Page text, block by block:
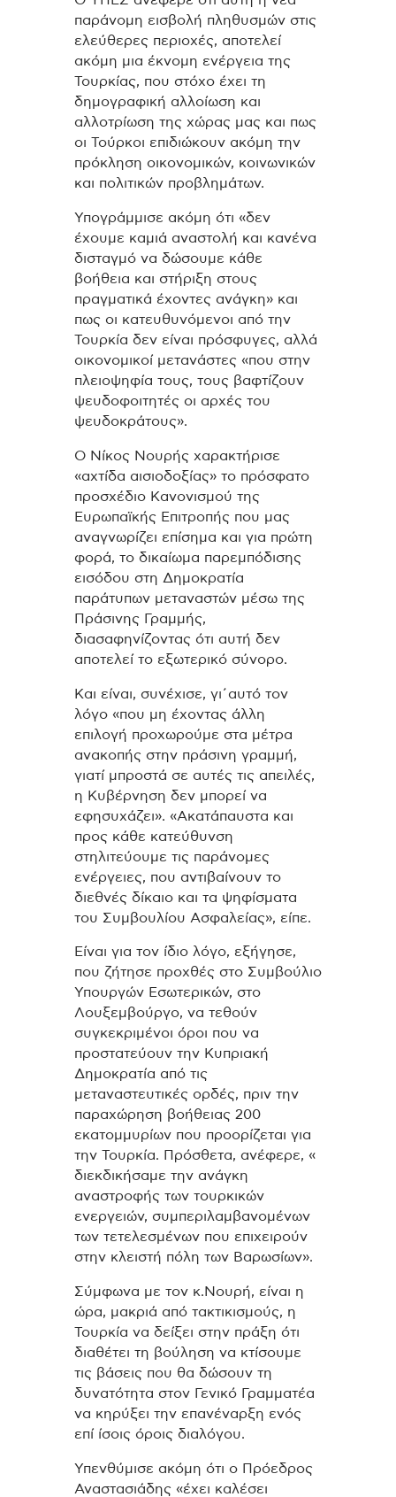
παράνομη εισβολή πληθυσμών στις
ελεύθερες περιοχές, αποτελεί
ακόμη μια έκνομη ενέργεια της
Τουρκίας, που στόχο έχει τη
δημογραφική αλλοίωση και
αλλοτρίωση της χώρας μας και πως
οι Τούρκοι επιδιώκουν ακόμη την
πρόκληση οικονομικών, κοινωνικών
και πολιτικών προβλημάτων.
Υπογράμμισε ακόμη ότι «δεν
έχουμε καμιά αναστολή και κανένα
δισταγμό να δώσουμε κάθε
βοήθεια και στήριξη στους
πραγματικά έχοντες ανάγκη» και
πως οι κατευθυνόμενοι από την
Τουρκία δεν είναι πρόσφυγες, αλλά
οικονομικοί μετανάστες «που στην
πλειοψηφία τους, τους βαφτίζουν
ψευδοφοιτητές οι αρχές του
ψευδοκράτους».
Ο Νίκος Νουρής χαρακτήρισε
«αχτίδα αισιοδοξίας» το πρόσφατο
προσχέδιο Κανονισμού της
Ευρωπαϊκής Επιτροπής που μας
αναγνωρίζει επίσημα και για πρώτη
φορά, το δικαίωμα παρεμπόδισης
εισόδου στη Δημοκρατία
παράτυπων μεταναστών μέσω της
Πράσινης Γραμμής,
διασαφηνίζοντας ότι αυτή δεν
αποτελεί το εξωτερικό σύνορο.
Και είναι, συνέχισε, γι΄αυτό τον
λόγο «που μη έχοντας άλλη
επιλογή προχωρούμε στα μέτρα
ανακοπής στην πράσινη γραμμή,
γιατί μπροστά σε αυτές τις απειλές,
η Κυβέρνηση δεν μπορεί να
εφησυχάζει». «Ακατάπαυστα και
προς κάθε κατεύθυνση
στηλιτεύουμε τις παράνομες
ενέργειες, που αντιβαίνουν το
διεθνές δίκαιο και τα ψηφίσματα
του Συμβουλίου Ασφαλείας», είπε.
Είναι για τον ίδιο λόγο, εξήγησε,
που ζήτησε προχθές στο Συμβούλιο
Υπουργών Εσωτερικών, στο
Λουξεμβούργο, να τεθούν
συγκεκριμένοι όροι που να
προστατεύουν την Κυπριακή
Δημοκρατία από τις
μεταναστευτικές ορδές, πριν την
παραχώρηση βοήθειας 200
εκατομμυρίων που προορίζεται για
την Τουρκία. Πρόσθετα, ανέφερε, «
διεκδικήσαμε την ανάγκη
αναστροφής των τουρκικών
ενεργειών, συμπεριλαμβανομένων
των τετελεσμένων που επιχειρούν
στην κλειστή πόλη των Βαρωσίων».
Σύμφωνα με τον κ.Νουρή, είναι η
ώρα, μακριά από τακτικισμούς, η
Τουρκία να δείξει στην πράξη ότι
διαθέτει τη βούληση να κτίσουμε
τις βάσεις που θα δώσουν τη
δυνατότητα στον Γενικό Γραμματέα
να κηρύξει την επανέναρξη ενός
επί ίσοις όροις διαλόγου.
Υπενθύμισε ακόμη ότι ο Πρόεδρος
Αναστασιάδης «έχει καλέσει